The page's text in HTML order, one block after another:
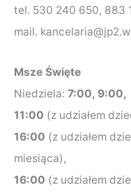
tel. 530 240 650, 883
mail.
Msze Święte
Niedziela: 7:00, 9:00,
11:00 (z udziałem
16:00 (z udziałem
miesiąca),
16:00 (z udziałem